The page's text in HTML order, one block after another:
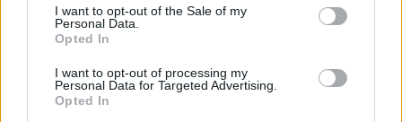
I want to opt-out of the Sale of my
Personal Data.
Opted In
I want to opt-out of processing my
Personal Data for Targeted Advertising.
Opted In
Scarica riepilogo
stagionale